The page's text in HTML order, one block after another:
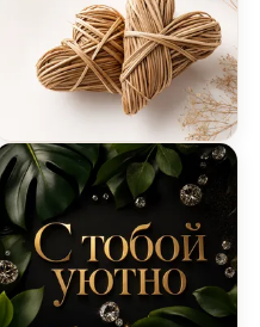
солнцем и цветами
Открытка Я Люблю Тебя